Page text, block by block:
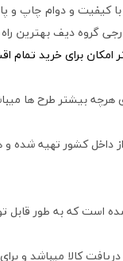
کیفیت و دوام چاپ
گروه دیف بهترین
برای خرید
بیشتر طرح ها
داخل کشور تهیه شده
است که به طور قابل
کالا میباشد و برای